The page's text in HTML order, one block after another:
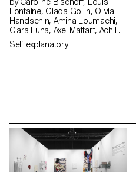
by Caroline Bischoff, Louis
Fontaine, Giada Gollin, Olivia
Handschin, Amina Loumachi,
Clara Luna, Axel Mattart, Achille
Meier, Charlie Schär, Jamie
Soria, Nayla Younes, Mayalène
Self explanatory